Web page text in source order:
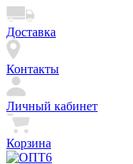
Доставка
Контакты
Личный кабинет
Корзина